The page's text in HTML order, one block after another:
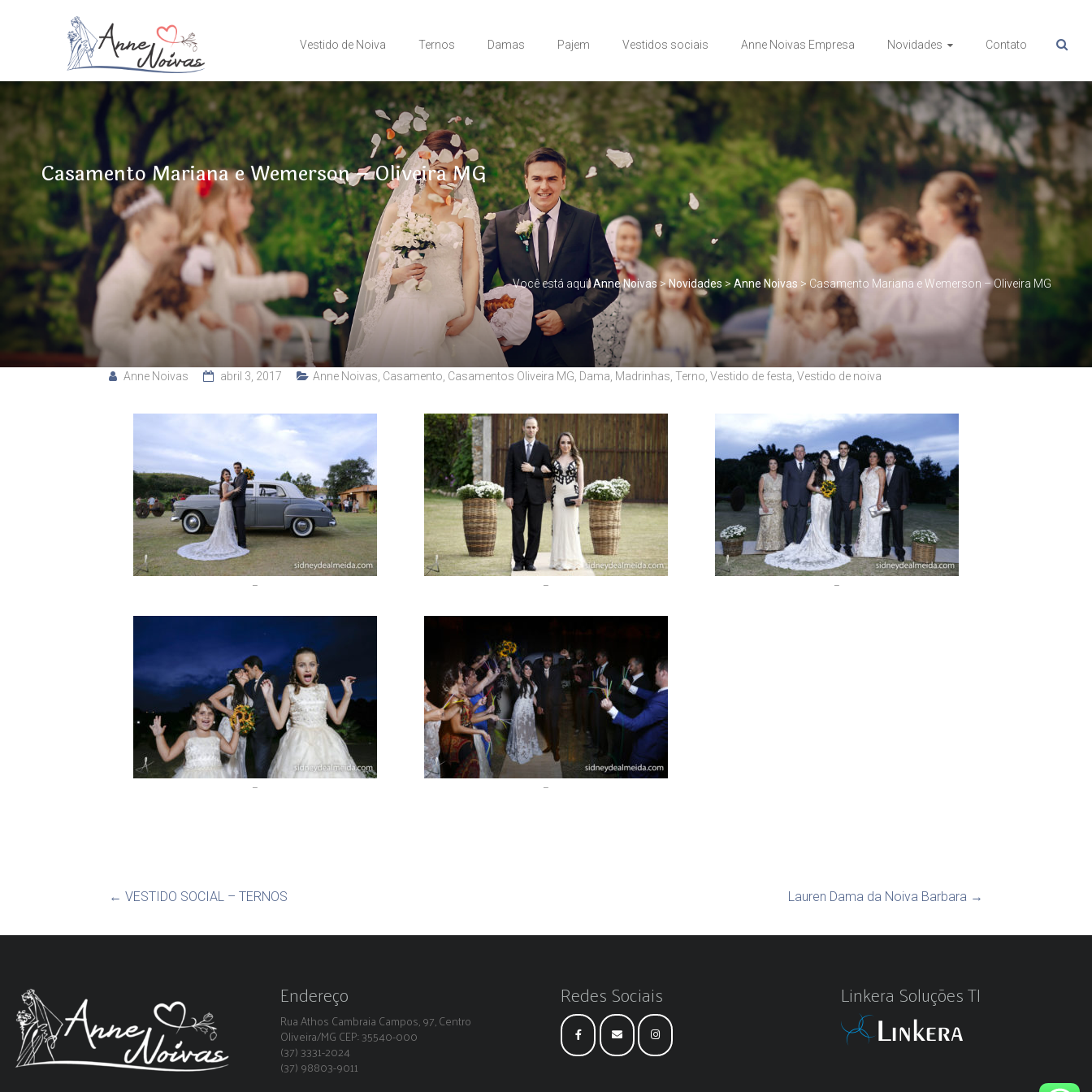
Vestido de Noiva Ternos Damas Pajem Vestidos sociais Anne Noivas Empresa Novidades Contato
Casamento Mariana e Wemerson – Oliveira MG
Você está aqui:Anne Noivas>Novidades > Anne Noivas >Casamento Mariana e Wemerson – Oliveira MG
Anne Noivas abril 3, 2017 Anne Noivas Casamento Casamentos Oliveira MG Dama Madrinhas ,Terno ,Vestido de festa ,Vestido de noiva
– – –
– –
← VESTIDO SOCIAL – TERNOS Lauren Dama da Noiva Barbara →
Endereço
Rua Athos Cambraia Campos, 97, Centro
Oliveira/MG CEP: 35540-000
(37) 3331-2024
(37) 98803-9011
Redes Sociais Linkera Soluções TI